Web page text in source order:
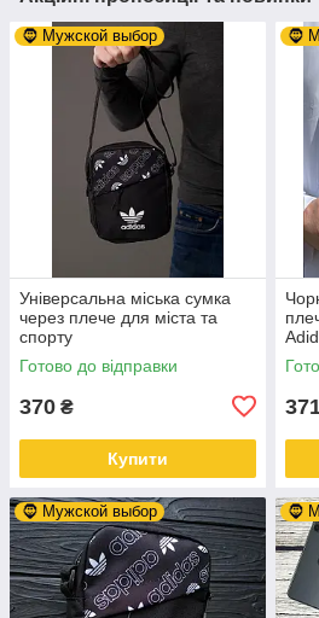
🧔 Мужской выбор
Універсальна міська сумка
через плече для міста та
спорту
Готово до відправки
370 ₴
Купити
🧔
🧔 Мужской выбор 🧔